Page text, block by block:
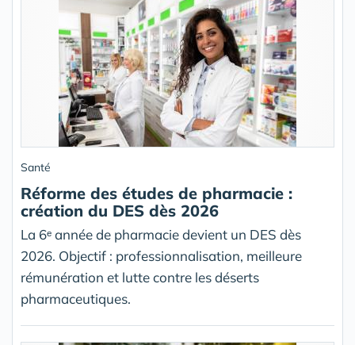
Santé
Réforme des études de pharmacie :
création du DES dès 2026
La 6ᵉ année de pharmacie devient un DES dès
2026. Objectif : professionnalisation, meilleure
rémunération et lutte contre les déserts
pharmaceutiques.